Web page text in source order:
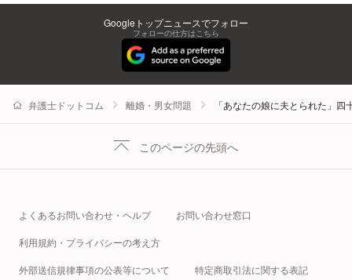
Googleトップニュースでフォロー
フォローの仕方はこちら
弁護士ドットコム 離婚・男女問題 「あなたの娘に夫とられた」
このページの先頭へ
よくあるお問い合わせ・ヘルプ お問い合わせ窓口
利用規約・プライバシーの考え方
外部送信規律事項の公表等について 特定商取引法に関する表記